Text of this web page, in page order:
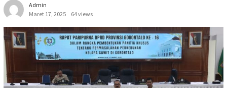
Admin
Maret 17, 2025
64 views